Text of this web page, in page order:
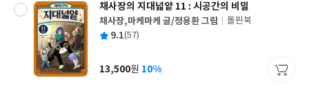
채사장의 지대넓얕 11 : 시공간의 비밀
글
쓴
채사장,마케마케 글/정용환 그림
출
사
돌핀북
평 9.1(57)
가
13,500원 10%